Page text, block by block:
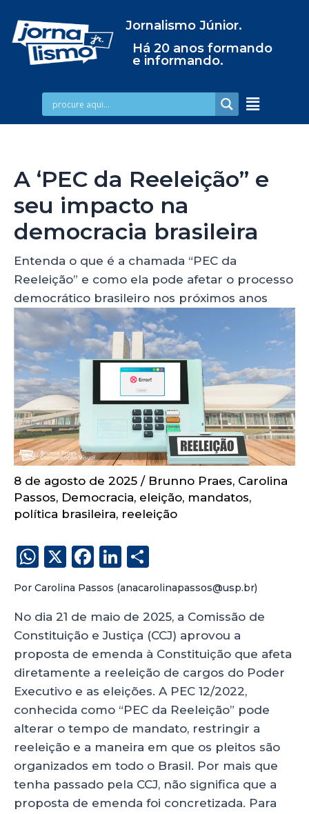
Jornalismo Júnior.
Há 20 anos formando
e informando.
A ‘PEC da Reeleição” e
seu impacto na
democracia brasileira
Entenda o que é a chamada “PEC da
Reeleição” e como ela pode afetar o processo
democrático brasileiro nos próximos anos
8 de agosto de 2025 / Brunno Praes, Carolina
Passos, Democracia, eleição, mandatos,
política brasileira, reeleição
W
h
ts
A
p
p
X
F
a
e
b
o
o
k
Li
n
e
dI
n
h
re
Por Carolina Passos (anacarolinapassos@usp.br)
No dia 21 de maio de 2025, a Comissão de
Constituição e Justiça (CCJ) aprovou a
proposta de emenda à Constituição que afeta
diretamente a reeleição de cargos do Poder
Executivo e as eleições. A PEC 12/2022,
conhecida como “PEC da Reeleição” pode
alterar o tempo de mandato, restringir a
reeleição e a maneira em que os pleitos são
organizados em todo o Brasil. Por mais que
tenha passado pela CCJ, não significa que a
proposta de emenda foi concretizada. Para